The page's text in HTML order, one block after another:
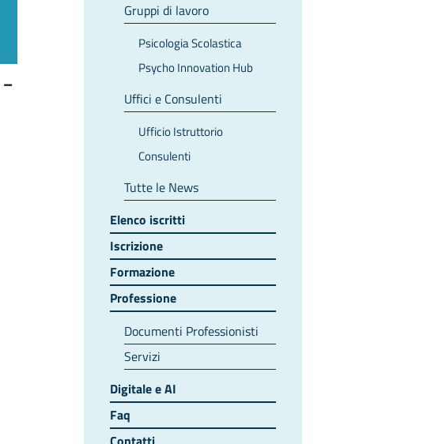
–
Gruppi di lavoro
Psicologia Scolastica
Psycho Innovation Hub
Uffici e Consulenti
Ufficio Istruttorio
Consulenti
Tutte le News
Elenco iscritti
Iscrizione
Formazione
Professione
Documenti Professionisti
Servizi
Digitale e AI
Faq